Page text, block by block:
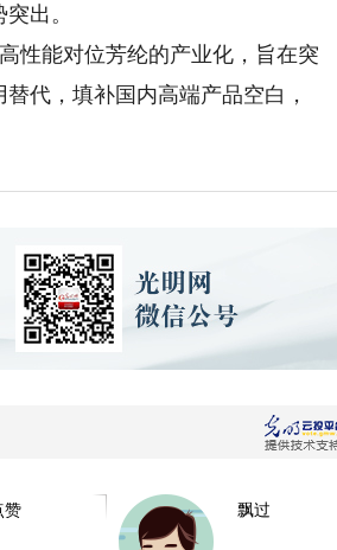
出。
能对位芳纶的产业化，旨在突
代，填补国内高端产品空白，
赞 飘过